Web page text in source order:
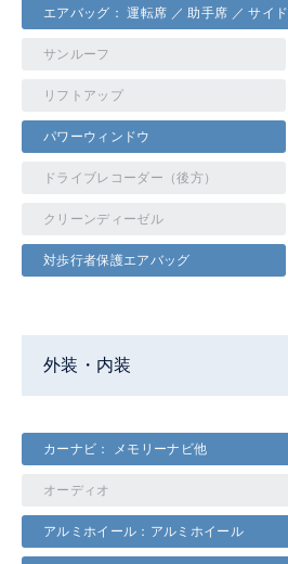
エアバッグ： 運転席 ／ 助手席 ／ サイド
サンルーフ
リフトアップ
パワーウィンドウ
ドライブレコーダー（後方）
クリーンディーゼル
対歩行者保護エアバッグ
外装・内装
カーナビ： メモリーナビ他
オーディオ
アルミホイール：アルミホイール